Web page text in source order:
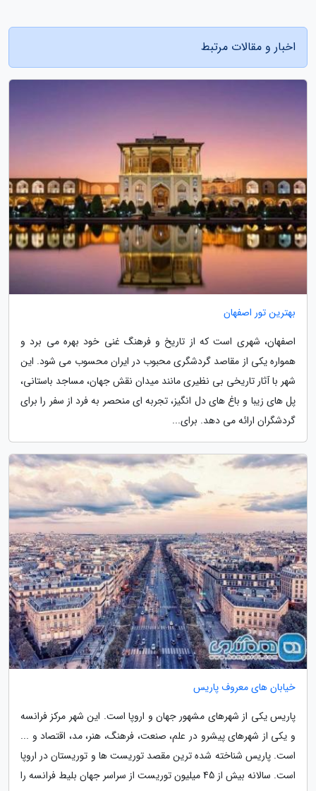
اخبار و مقالات مرتبط
بهترین تور اصفهان
اصفهان، شهری است که از تاریخ و فرهنگ غنی خود بهره می برد و
همواره یکی از مقاصد گردشگری محبوب در ایران محسوب می شود. این
شهر با آثار تاریخی بی نظیری مانند میدان نقش جهان، مساجد باستانی،
پل های زیبا و باغ های دل انگیز، تجربه ای منحصر به فرد از سفر را برای
گردشگران ارائه می دهد. برای...
خیابان های معروف پاریس
پاریس یکی از شهرهای مشهور جهان و اروپا است. این شهر مرکز فرانسه
و یکی از شهرهای پیشرو در علم، صنعت، فرهنگ، هنر، مد، اقتصاد و ...
است. پاریس شناخته شده ترین مقصد توریست ها و توریستان در اروپا
است. سالانه بیش از 45 میلیون توریست از سراسر جهان بلیط فرانسه را